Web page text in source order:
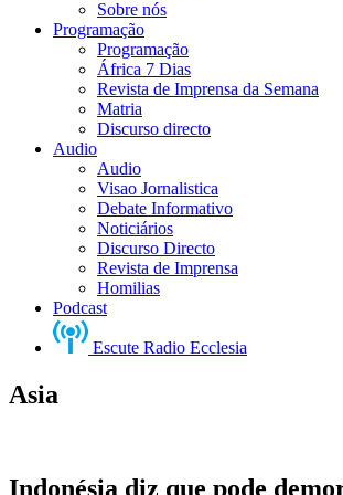
Sobre nós
Programação
Programação
África 7 Dias
Revista de Imprensa da Semana
Matria
Discurso directo
Audio
Audio
Visao Jornalistica
Debate Informativo
Noticiários
Discurso Directo
Revista de Imprensa
Homilias
Podcast
Escute Radio Ecclesia
Asia
Indonésia diz que pode